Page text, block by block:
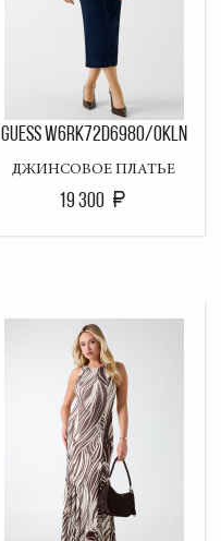
GUESS W6RK72D6980/OKLN
ДЖИНСОВОЕ ПЛАТЬЕ
19 300